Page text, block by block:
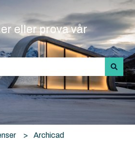
eller prova vår
eftersom sökfältet är tomt.
Archicad